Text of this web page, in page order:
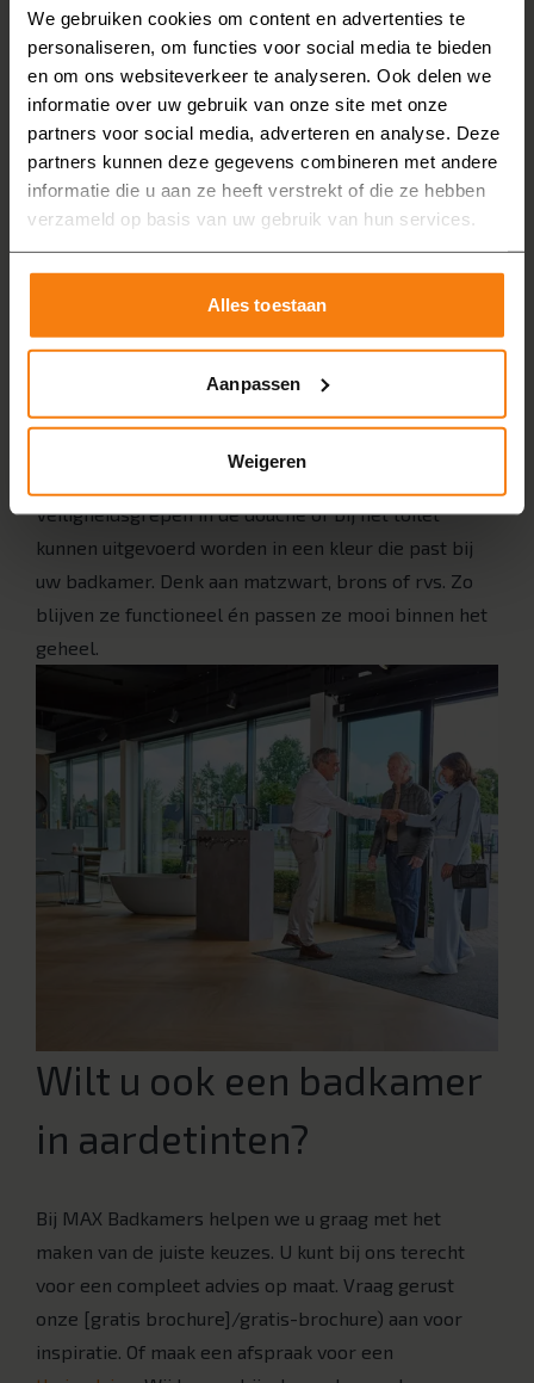
We gebruiken cookies om content en advertenties te
personaliseren, om functies voor social media te bieden
en om ons websiteverkeer te analyseren. Ook delen we
informatie over uw gebruik van onze site met onze
partners voor social media, adverteren en analyse. Deze
partners kunnen deze gegevens combineren met andere
informatie die u aan ze heeft verstrekt of die ze hebben
verzameld op basis van uw gebruik van hun services.
Alles toestaan
Aanpassen
Weigeren
kleuren die goed passen bij aardse tinten, zoals
beige. Een instapbad biedt gemak én ontspanning.
3. Verhoogd toilet
Eenverhoogd toiletis makkelijker in gebruik als u
moeite heeft met zitten of opstaan. U merkt het
verschil direct. De muur achter het toilet kan bekleed
worden met een wandpaneel in een warme kleur,
zodat het geheel stijlvol oogt. U kunt ook kiezen voor
eendouche wcvoor extra comfort en hygiene.
Veiligheid op de vloer is belangrijk. Bij MAX
Badkamers gebruiken we hoogwaardige
antislipvloeren, zodat u zich geen zorgen hoeft te
Veiligheidsgrepen in de douche of bij het toilet
kunnen uitgevoerd worden in een kleur die past bij
uw badkamer. Denk aan matzwart, brons of rvs. Zo
blijven ze functioneel én passen ze mooi binnen het
geheel.
Wilt u ook een badkamer
in aardetinten?
Bij MAX Badkamers helpen we u graag met het
maken van de juiste keuzes. U kunt bij ons terecht
voor een compleet advies op maat. Vraag gerust
onze [gratis brochure]/gratis-brochure) aan voor
inspiratie. Of maak een afspraak voor een